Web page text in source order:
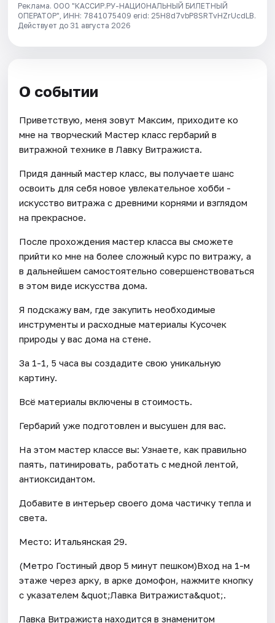
Реклама. ООО "КАССИР.РУ-НАЦИОНАЛЬНЫЙ БИЛЕТНЫЙ
ОПЕРАТОР", ИНН: 7841075409 erid: 25H8d7vbP8SRTvHZrUcdLB.
Действует до 31 августа 2026
О событии
Приветствую, меня зовут Максим, приходите ко
мне на творческий Мастер класс гербарий в
витражной технике в Лавку Витражиста.
Придя данный мастер класс, вы получаете шанс
освоить для себя новое увлекательное хобби -
искусство витража с древними корнями и взглядом
на прекрасное.
После прохождения мастер класса вы сможете
прийти ко мне на более сложный курс по витражу, а
в дальнейшем самостоятельно совершенствоваться
в этом виде искусства дома.
Я подскажу вам, где закупить необходимые
инструменты и расходные материалы Кусочек
природы у вас дома на стене.
За 1-1, 5 часа вы создадите свою уникальную
картину.
Всё материалы включены в стоимость.
Гербарий уже подготовлен и высушен для вас.
На этом мастер классе вы: Узнаете, как правильно
паять, патинировать, работать с медной лентой,
антиоксидантом.
Добавите в интерьер своего дома частичку тепла и
света.
Место: Итальянская 29.
(Метро Гостиный двор 5 минут пешком)Вход на 1-м
этаже через арку, в арке домофон, нажмите кнопку
с указателем &quot;Лавка Витражиста&quot;.
Лавка Витражиста находится в знаменитом